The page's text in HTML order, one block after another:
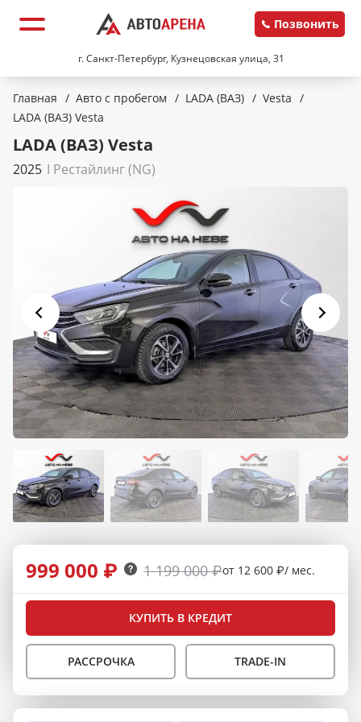
г. Санкт-Петербург, Кузнецовская улица, 31
Позвонить
Главная / Авто с пробегом / LADA (ВАЗ) / Vesta /
LADA (ВАЗ) Vesta
LADA (ВАЗ) Vesta
2025 I Рестайлинг (NG)
999 000 ₽ 1 199 000 ₽от 12 600 ₽/ мес.
КУПИТЬ В КРЕДИТ
РАССРОЧКА TRADE-IN